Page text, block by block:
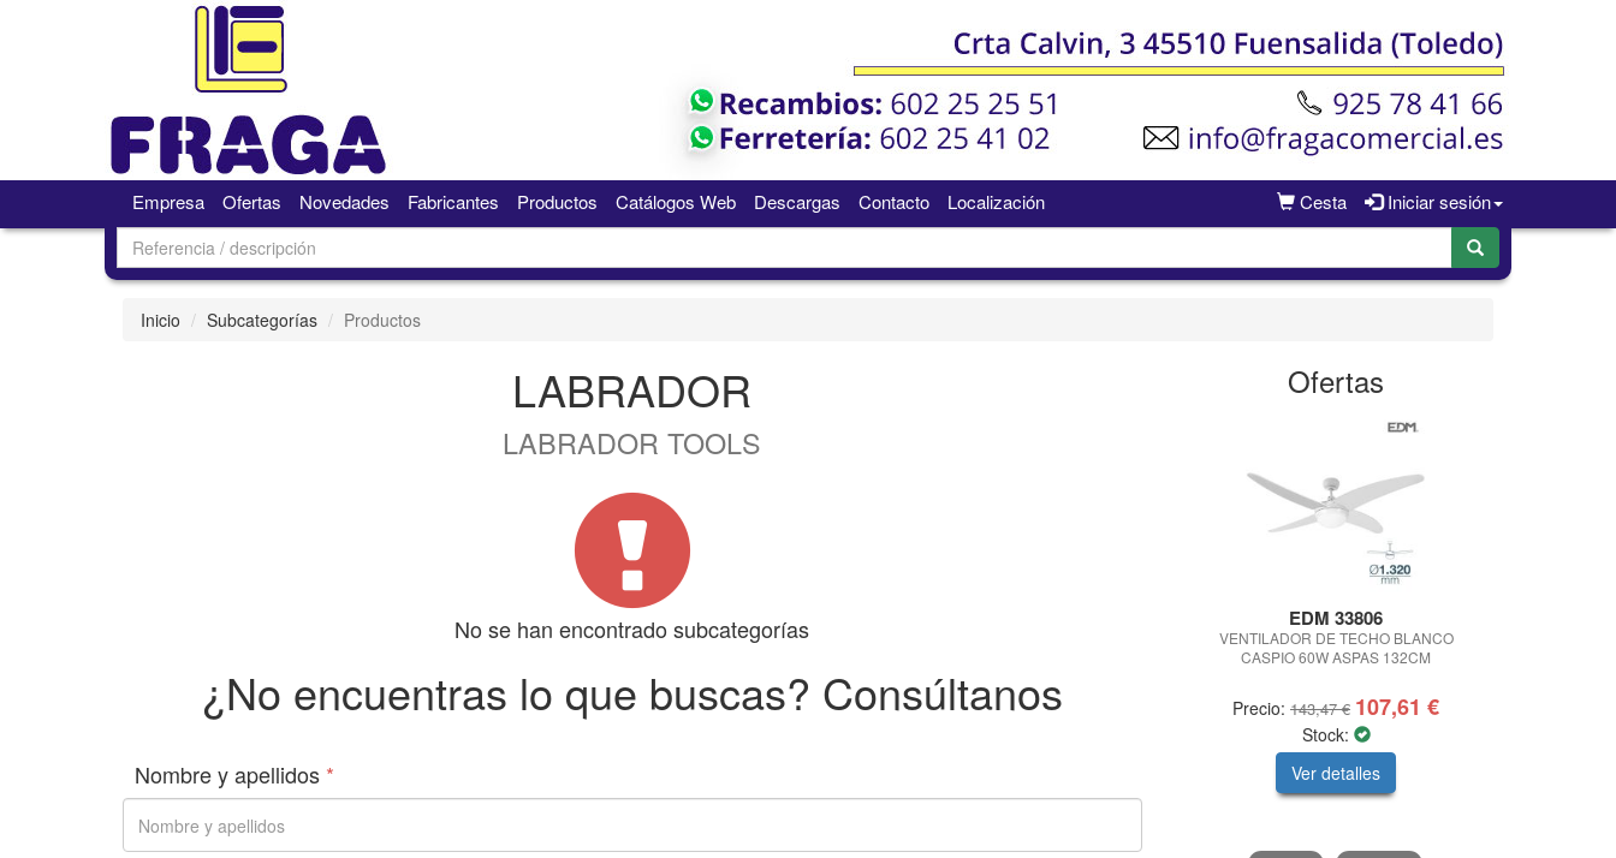
Cesta Iniciar sesión
Empresa Ofertas Novedades Fabricantes Productos Catálogos Web Descargas Contacto Localización
Inicio Subcategorías Productos
LABRADOR
LABRADOR TOOLS
No se han encontrado subcategorías
¿No encuentras lo que buscas? Consúltanos
Nombre y apellidos *
Ofertas
EDM 33806
VENTILADOR DE TECHO BLANCO
CASPIO 60W ASPAS 132CM
Precio: 143,47 € 107,61 €
Stock:
Ver detalles